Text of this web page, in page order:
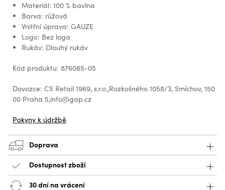
Materiál: 100 % bavlna
Barva: růžová
Vnitřní úprava: GAUZE
Logo: Bez loga
Rukáv: Dlouhý rukáv
Kód produktu: 876065-05
Dovozce: CS Retail 1969, s.r.o.,Rozkošného 1058/3, Smíchov, 150
00 Praha 5,info@gap.cz
Pokyny k údržbě
Doprava
Dostupnost zboží
30 dní na vrácení